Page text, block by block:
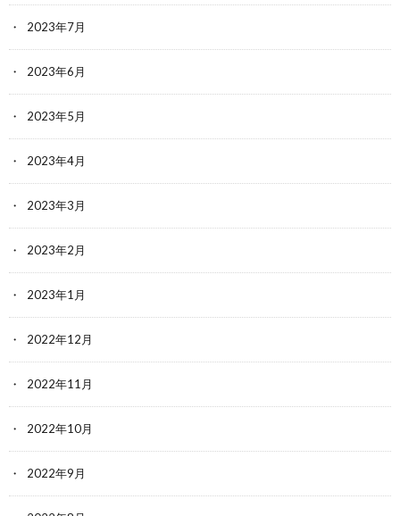
2023年7月
2023年6月
2023年5月
2023年4月
2023年3月
2023年2月
2023年1月
2022年12月
2022年11月
2022年10月
2022年9月